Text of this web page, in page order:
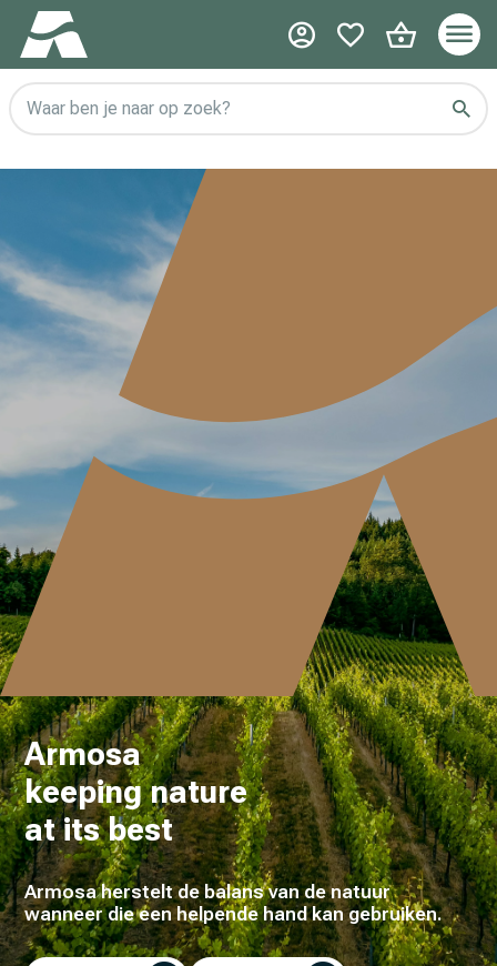
Waar ben je naar op zoek?
Armosa
keeping nature
at its best
Armosa herstelt de balans van de natuur
wanneer die een helpende hand kan gebruiken.